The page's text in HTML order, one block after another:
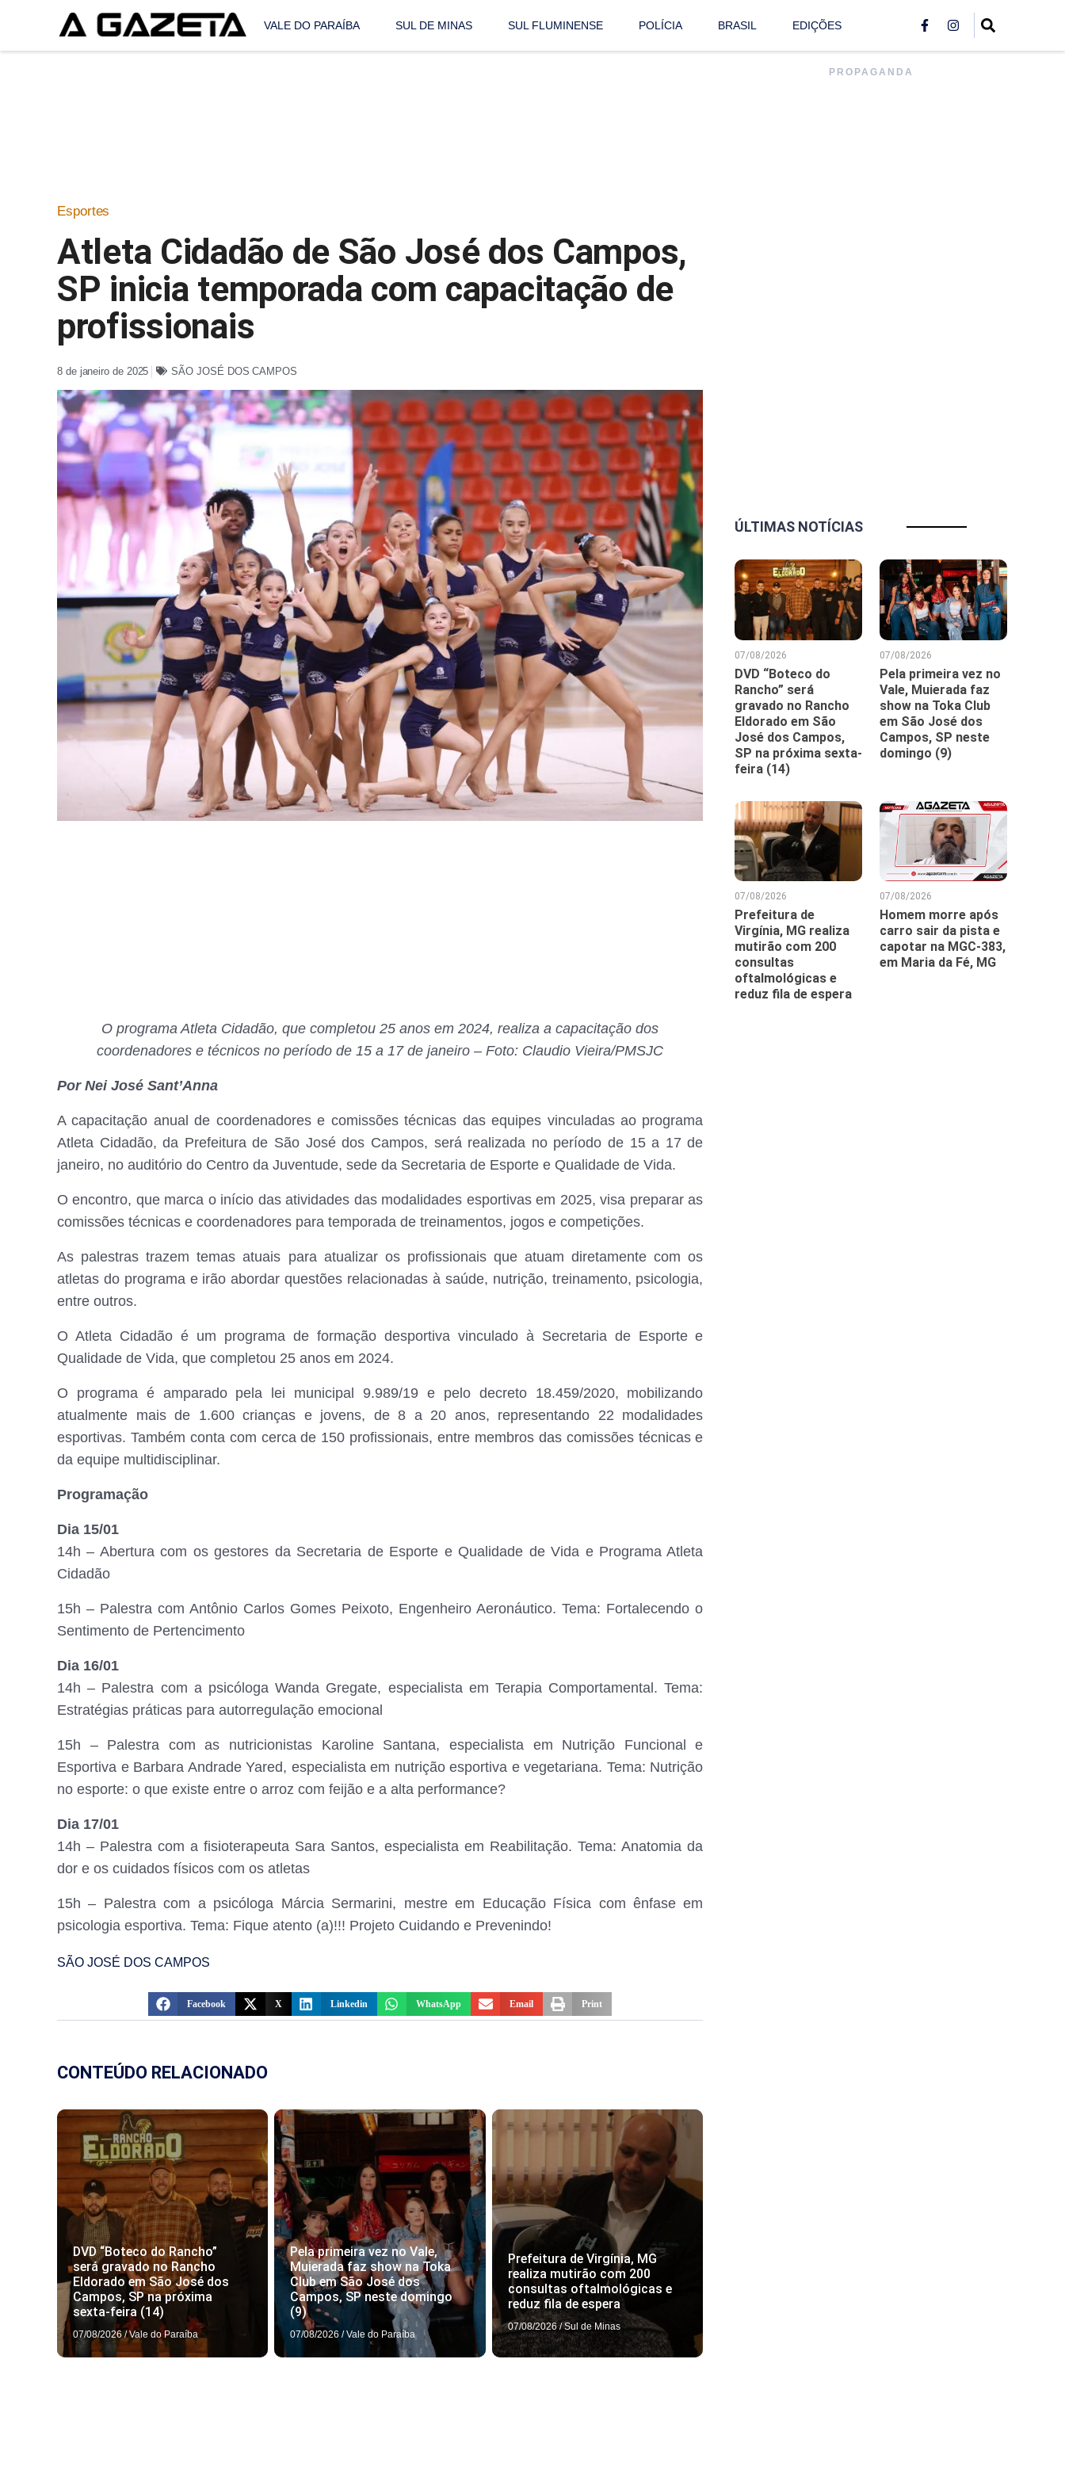
VALE DO PARAÍBA SUL DE MINAS SUL FLUMINENSE POLÍCIA BRASIL EDIÇÕES
Esportes
Atleta Cidadão de São José dos Campos,
SP inicia temporada com capacitação de
profissionais
8 de janeiro de 2025 SÃO JOSÉ DOS CAMPOS
O programa Atleta Cidadão, que completou 25 anos em 2024, realiza a capacitação dos
coordenadores e técnicos no período de 15 a 17 de janeiro – Foto: Claudio Vieira/PMSJC
Por Nei José Sant’Anna
A capacitação anual de coordenadores e comissões técnicas das equipes vinculadas ao programa
Atleta Cidadão, da Prefeitura de São José dos Campos, será realizada no período de 15 a 17 de
janeiro, no auditório do Centro da Juventude, sede da Secretaria de Esporte e Qualidade de Vida.
O encontro, que marca o início das atividades das modalidades esportivas em 2025, visa preparar as
comissões técnicas e coordenadores para temporada de treinamentos, jogos e competições.
As palestras trazem temas atuais para atualizar os profissionais que atuam diretamente com os
atletas do programa e irão abordar questões relacionadas à saúde, nutrição, treinamento, psicologia,
entre outros.
O Atleta Cidadão é um programa de formação desportiva vinculado à Secretaria de Esporte e
Qualidade de Vida, que completou 25 anos em 2024.
O programa é amparado pela lei municipal 9.989/19 e pelo decreto 18.459/2020, mobilizando
atualmente mais de 1.600 crianças e jovens, de 8 a 20 anos, representando 22 modalidades
esportivas. Também conta com cerca de 150 profissionais, entre membros das comissões técnicas e
da equipe multidisciplinar.
Programação
Dia 15/01
14h – Abertura com os gestores da Secretaria de Esporte e Qualidade de Vida e Programa Atleta
Cidadão
15h – Palestra com Antônio Carlos Gomes Peixoto, Engenheiro Aeronáutico. Tema: Fortalecendo o
Sentimento de Pertencimento
Dia 16/01
14h – Palestra com a psicóloga Wanda Gregate, especialista em Terapia Comportamental. Tema:
Estratégias práticas para autorregulação emocional
15h – Palestra com as nutricionistas Karoline Santana, especialista em Nutrição Funcional e
Esportiva e Barbara Andrade Yared, especialista em nutrição esportiva e vegetariana. Tema: Nutrição
no esporte: o que existe entre o arroz com feijão e a alta performance?
Dia 17/01
14h – Palestra com a fisioterapeuta Sara Santos, especialista em Reabilitação. Tema: Anatomia da
dor e os cuidados físicos com os atletas
15h – Palestra com a psicóloga Márcia Sermarini, mestre em Educação Física com ênfase em
psicologia esportiva. Tema: Fique atento (a)!!! Projeto Cuidando e Prevenindo!
SÃO JOSÉ DOS CAMPOS
Facebook X Linkedin WhatsApp Email Print
CONTEÚDO RELACIONADO
DVD “Boteco do Rancho”
será gravado no Rancho
Eldorado em São José dos
Campos, SP na próxima
sexta-feira (14)
07/08/2026 / Vale do Paraíba
Pela primeira vez no Vale,
Muierada faz show na Toka
Club em São José dos
Campos, SP neste domingo
(9)
07/08/2026 / Vale do Paraíba
Prefeitura de Virgínia, MG
realiza mutirão com 200
consultas oftalmológicas e
reduz fila de espera
07/08/2026 / Sul de Minas
PROPAGANDA
ÚLTIMAS NOTÍCIAS
07/08/2026
DVD “Boteco do
Rancho” será
gravado no Rancho
Eldorado em São
José dos Campos,
SP na próxima sexta-
feira (14)
07/08/2026
Pela primeira vez no
Vale, Muierada faz
show na Toka Club
em São José dos
Campos, SP neste
domingo (9)
07/08/2026
Prefeitura de
Virgínia, MG realiza
mutirão com 200
consultas
oftalmológicas e
reduz fila de espera
07/08/2026
Homem morre após
carro sair da pista e
capotar na MGC-383,
em Maria da Fé, MG